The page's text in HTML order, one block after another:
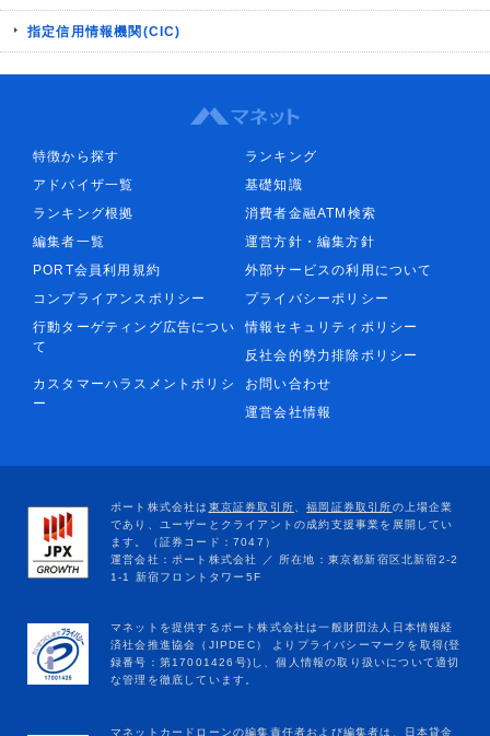
指定信用情報機関(CIC)
特徴から探す
ランキング
アドバイザ一覧
基礎知識
ランキング根拠
消費者金融ATM検索
編集者一覧
運営方針・編集方針
PORT会員利用規約
外部サービスの利用について
コンプライアンスポリシー
プライバシーポリシー
行動ターゲティング広告につい
て
情報セキュリティポリシー
反社会的勢力排除ポリシー
カスタマーハラスメントポリシ
ー
お問い合わせ
運営会社情報
マネットカードローンの編集責任者および編集者は、日本貸金